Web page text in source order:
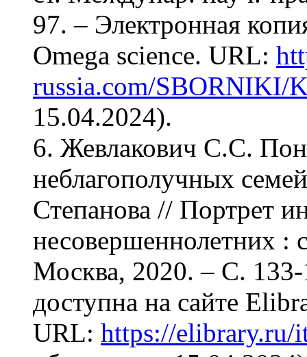
97. – Электронная
Omega science. URL:
russia.com/SBORNIKI/
15.04.2024).
6. Жевлакович С.С.
неблагополучных
Степанова // Портрет
несовершеннолетних :
Москва, 2020. – С.
доступна на сайте
URL: https://elibrary.ru/